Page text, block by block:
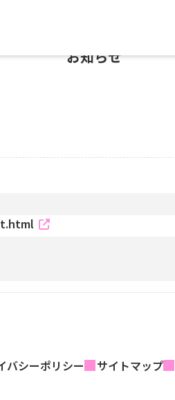
お知らせ
バシーポリシー サイトマップ